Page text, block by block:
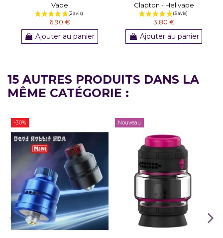
Vape
6,90 €
Ajouter au panier
Clapton - Hellvape
3,80 €
Ajouter au panier
15 AUTRES PRODUITS DANS LA
MÊME CATÉGORIE :
-30% Nouveau